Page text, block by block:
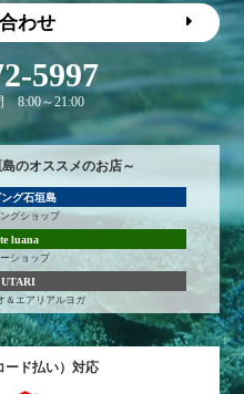
わせ
5997
8:00～21:00
のオススメのお店～
グ石垣島
グショップ
luana
ショップ
＆エアリアルヨガ
ード払い）対応